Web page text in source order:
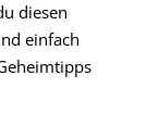
diesen
einfach